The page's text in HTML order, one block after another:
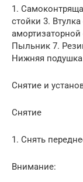
1.
стойки 3.
Пыльник 7.
Нижняя
Снятие и
Снятие
1. Снять
Внимание: